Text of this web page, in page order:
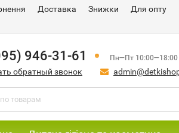
Доставка Знижки
Для опту
946-31-61 Пн—Пт 10:00—18:00
обратный звонок